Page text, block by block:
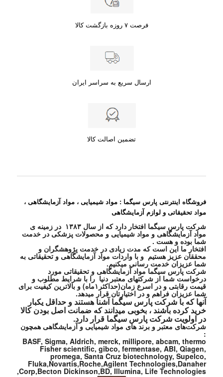
فرصت ۷ روزه بازگشت کالا
ارسال سریع به سراسر ایران
تضمین اصالت کالا
فروشگاه اینترنتی پارس سیگما : مواد شیمیایی ، مواد آزمایشگاهی ،
مواد تحقیقاتی و لوازم آزمایشگاهی
شرکت پارس سیگما افتخار دارد که از سال ۱۳۸۳ در زمینه ی
مواد آزمایشگاهی و مواد شیمیایی و محصولات پزشکی در خدمت
شما بوده و هست .
افتخار ما این است که مدت زیادی در خدمت پژوهشگران و
محققان عزیز هستیم و با واردات مواد آزمایشگاهی و تحقیقاتی به
شما عزیزان خدمت رسانی میکنیم.
شرکت پارس سیگما مواد آزمایشگاهی و تحقیقاتی مورد
درخواست شما از شرکتهای معتبر دنیا را با شرایط مطلوب و
قیمت رقابتی و در اسرع زمان(حداکثر۱ماه) و بالاترین کیفیت برای
شما عزیزان فراهم و در اختیارتان قرار میدهد.
آنها که با شرکت پارس سیگما آشنا هستند و حداقل یکبار
خرید کرده باشند ، بخوبی میدانند که ضمانت اصل بودن کالا
در اولویت شرکت پارس سیگما قرار دارد.
شرکت‌های معتبر و برند های مواد شیمیایی و آزمایشگاهی همچون
:
BASF, Sigma, Aldrich, merck, millipore, abcam, thermo
Fisher scientific, gibco, fermentase, ABI, Qiagen,
promega, Santa Cruz biotechnology, Supelco,
Fluka,Novartis,Roche,Agilent Technologies,Danaher
Corp,Becton Dickinson,BD, Illumina, Life Technologies,